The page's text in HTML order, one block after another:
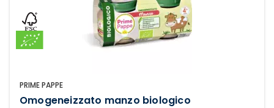
PRIME PAPPE
Omogeneizzato manzo biologico